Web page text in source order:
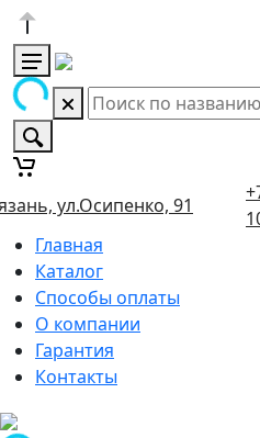
ул.Осипенко, 91
Главная
Каталог
Способы оплаты
О компании
Гарантия
Контакты